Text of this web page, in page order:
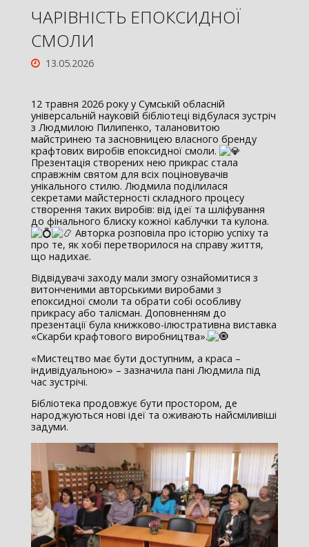
ЧАРІВНІСТЬ ЕПОКСИДНОЇ
СМОЛИ
13.05.2026
12 травня 2026 року у Сумській обласній
універсальній науковій бібліотеці відбулася зустріч
з Людмилою Пилипенко, талановитою
майстринею та засновницею власного бренду
крафтових виробів епоксидної смоли.
Презентація створених нею прикрас стала
справжнім святом для всіх поціновувачів
унікального стилю. Людмила поділилася
секретами майстерності складного процесу
створення таких виробів: від ідеї та шліфування
до фінального блиску кожної каблучки та кулона.
Авторка розповіла про історію успіху та
про те, як хобі перетворилося на справу життя,
що надихає.
Відвідувачі заходу мали змогу ознайомитися з
витонченими авторськими виробами з
епоксидної смоли та обрати собі особливу
прикрасу або талісман. Доповненням до
презентації була книжково-ілюстративна виставка
«Скарби крафтового виробництва».
«Мистецтво має бути доступним, а краса –
індивідуальною» – зазначила пані Людмила під
час зустрічі.
Бібліотека продовжує бути простором, де
народжуються нові ідеї та оживають найсміливіші
задуми.